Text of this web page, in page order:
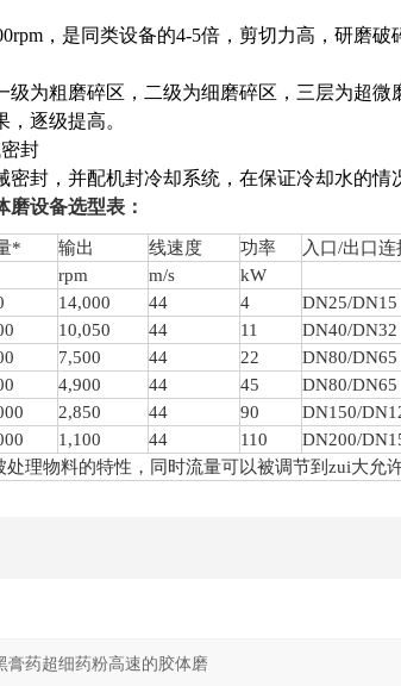
，是同类设备的4-5倍，剪切力高，研磨破
级为粗磨碎区，二级为细磨碎区，三层为超
逐级提高。
封
封，并配机封冷却系统，在保证冷却水的情
磨设备选型表：
* 输出 线速度 功率 入口/出口连
rpm m/s
kW
14,000 44 4
DN25/DN15
10,050 44 11
DN40/DN32
7,500 44 22
DN80/DN65
4,900 44 45
DN80/DN65
2,850 44 90
DN150/
1,100 44 110
DN200/
理物料的特性，同时流量可以被调节到 zui大允